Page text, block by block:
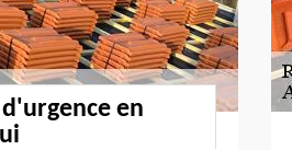
en